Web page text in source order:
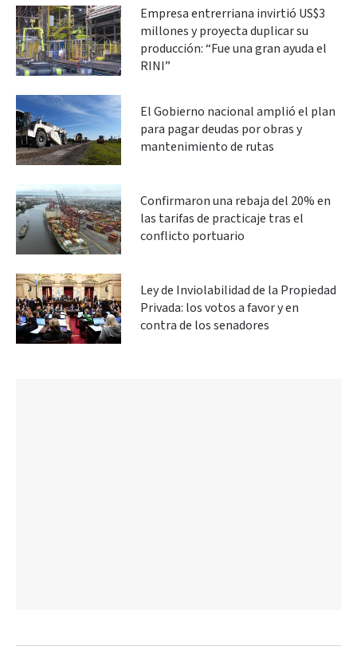
Empresa entrerriana invirtió US$3
millones y proyecta duplicar su
producción: “Fue una gran ayuda el
RINI”
El Gobierno nacional amplió el plan
para pagar deudas por obras y
mantenimiento de rutas
Confirmaron una rebaja del 20% en
las tarifas de practicaje tras el
conflicto portuario
Ley de Inviolabilidad de la Propiedad
Privada: los votos a favor y en
contra de los senadores